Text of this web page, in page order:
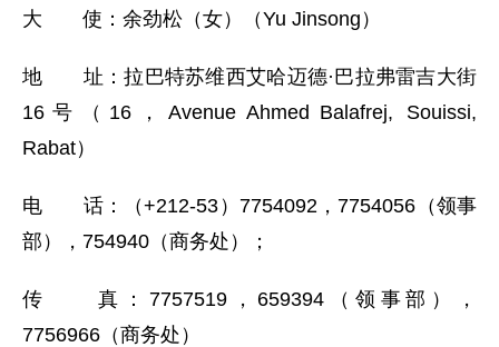
大 使：余劲松（女）（Yu Jinsong）
地 址：拉巴特苏维西艾哈迈德·巴拉弗雷吉大街
16号（16，Avenue Ahmed Balafrej, Souissi,
Rabat）
电 话：（+212-53）7754092，7754056（领事
部），754940（商务处）；
传 真：7757519，659394（领事部），
7756966（商务处）